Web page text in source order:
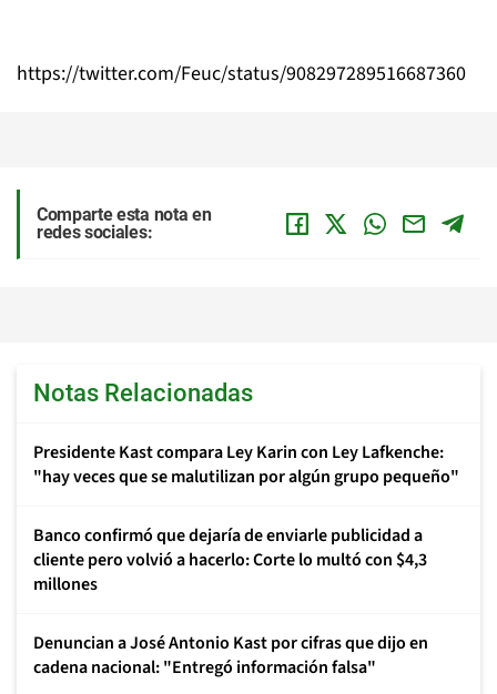
https://twitter.com/Feuc/status/908297289516687360
Comparte esta nota en
redes sociales:
Notas Relacionadas
Presidente Kast compara Ley Karin con Ley Lafkenche:
"hay veces que se malutilizan por algún grupo pequeño"
Banco confirmó que dejaría de enviarle publicidad a
cliente pero volvió a hacerlo: Corte lo multó con $4,3
millones
Denuncian a José Antonio Kast por cifras que dijo en
cadena nacional: "Entregó información falsa"